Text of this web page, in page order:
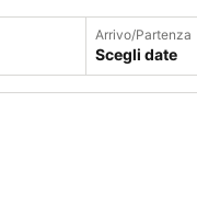
Arrivo/Partenza
Scegli date